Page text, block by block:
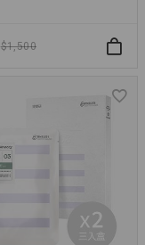
$1,500